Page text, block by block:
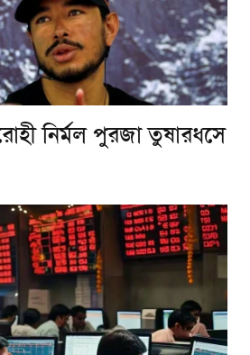
নির্মল পুরজা তুষারধসে